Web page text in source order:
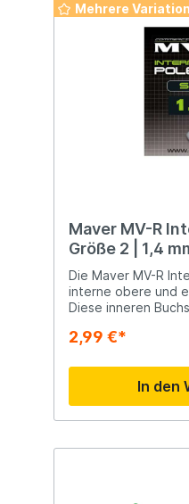
Mehrere
Maver MV-R
Größe 2 | 1,4
Die Maver MV-R
interne obere und
Diese inneren
entsteht, sodass
Wanken gerät.
2,99 €*
In den